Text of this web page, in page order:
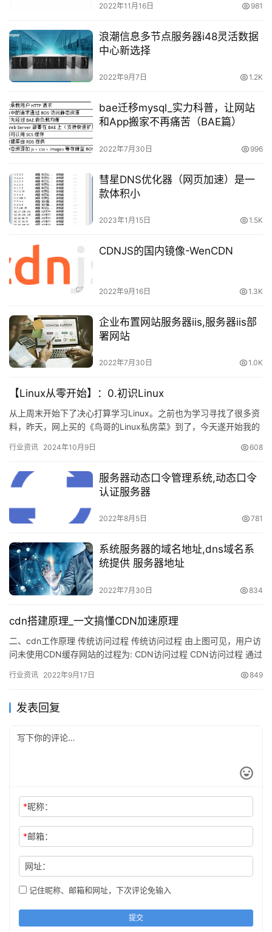
2022年11月16日 981
浪潮信息多节点服务器i48灵活数据
中心新选择
2022年9月7日 1.2K
bae迁移mysql_实力科普，让网站
和App搬家不再痛苦（BAE篇）
2022年7月30日 996
彗星DNS优化器（网页加速）是一
款体积小
2023年1月15日 1.5K
CDNJS的国内镜像-WenCDN
2022年9月16日 1.3K
企业布置网站服务器iis,服务器iis部
署网站
2022年7月30日 1.0K
【Linux从零开始】：0.初识Linux
从上周末开始下了决心打算学习Linux。之前也为学习寻找了很多资
料，昨天，网上买的《鸟哥的Linux私房菜》到了，今天遂开始我的
行业资讯 2024年10月9日 608
服务器动态口令管理系统,动态口令
认证服务器
2022年8月5日 781
系统服务器的域名地址,dns域名系
统提供 服务器地址
2022年7月30日 834
cdn搭建原理_一文搞懂CDN加速原理
二、cdn工作原理 传统访问过程 传统访问过程 由上图可见，用户访
问未使用CDN缓存网站的过程为: CDN访问过程 CDN访问过程 通过
行业资讯 2022年9月17日 849
发表回复
*昵称：
*邮箱：
网址：
记住昵称、邮箱和网址，下次评论免输入
提交